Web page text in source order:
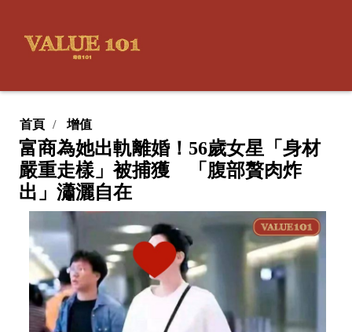
首頁 增值
富商為她出軌離婚！56歲女星「身材
嚴重走樣」被捕獲 「腹部贅肉炸
出」瀟灑自在